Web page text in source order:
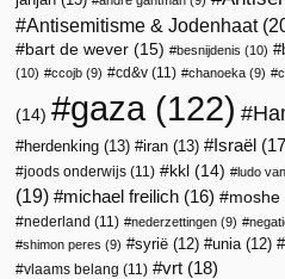
Antisemitisme & Jodenhaat
bart de wever (15) besnijdenis (10)
(10)
ccojb (9) cd&v (11) chanoeka (9)
(14) gaza(122)
herdenking (13) iran (13) Israël
joods onderwijs (11) kkl (14) ludo
(19)
michael freilich (16) moshe
nederland (11) nederzettingen (9)
shimon peres (9) syrië (12) unia (12)
vlaams belang (11) vrt (18)